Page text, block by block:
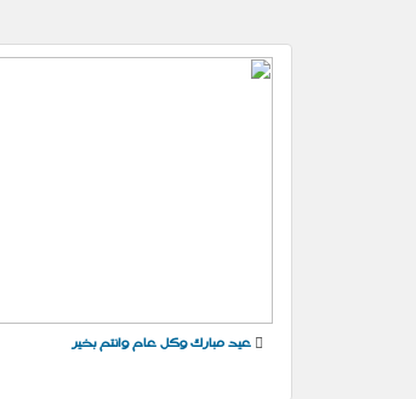
عيد مبارك وكل عام وانتم بخير